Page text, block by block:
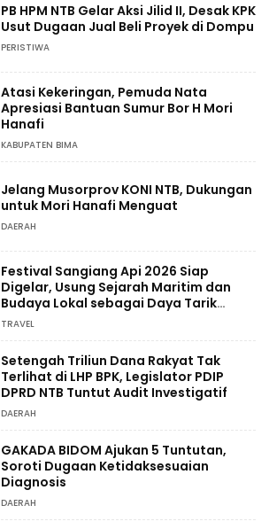
PB HPM NTB Gelar Aksi Jilid II, Desak KPK
Usut Dugaan Jual Beli Proyek di Dompu
PERISTIWA
Atasi Kekeringan, Pemuda Nata
Apresiasi Bantuan Sumur Bor H Mori
Hanafi
KABUPATEN BIMA
Jelang Musorprov KONI NTB, Dukungan
untuk Mori Hanafi Menguat
DAERAH
Festival Sangiang Api 2026 Siap
Digelar, Usung Sejarah Maritim dan
Budaya Lokal sebagai Daya Tarik
Wisata
TRAVEL
Setengah Triliun Dana Rakyat Tak
Terlihat di LHP BPK, Legislator PDIP
DPRD NTB Tuntut Audit Investigatif
DAERAH
GAKADA BIDOM Ajukan 5 Tuntutan,
Soroti Dugaan Ketidaksesuaian
Diagnosis
DAERAH